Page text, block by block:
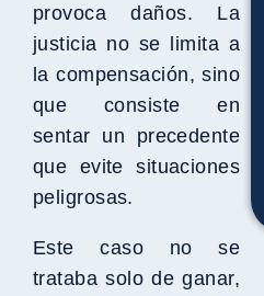
provoca daños. La
justicia no se limita a
la compensación, sino
que consiste en
sentar un precedente
que evite situaciones
peligrosas.
Este caso no se
trataba solo de ganar,